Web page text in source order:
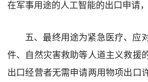
在军事用途的人工智能的出口申请
五、最终用途为紧急医疗、应
件、自然灾害救助等人道主义救援
出口经营者无需申请两用物项出口